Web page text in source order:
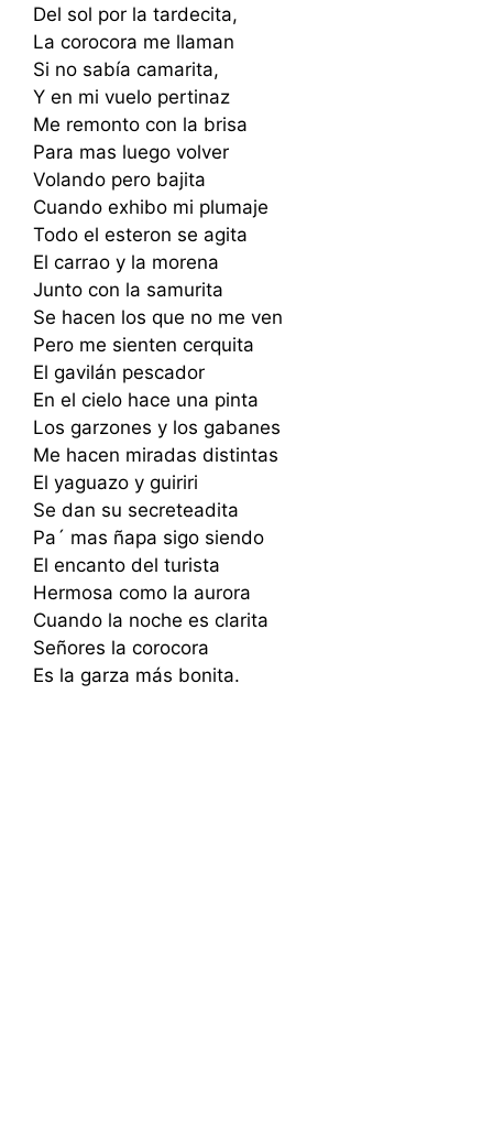
Del sol por la tardecita,
La corocora me llaman
Si no sabía camarita,
Y en mi vuelo pertinaz
Me remonto con la brisa
Para mas luego volver
Volando pero bajita
Cuando exhibo mi plumaje
Todo el esteron se agita
El carrao y la morena
Junto con la samurita
Se hacen los que no me ven
Pero me sienten cerquita
El gavilán pescador
En el cielo hace una pinta
Los garzones y los gabanes
Me hacen miradas distintas
El yaguazo y guiriri
Se dan su secreteadita
Pa´ mas ñapa sigo siendo
El encanto del turista
Hermosa como la aurora
Cuando la noche es clarita
Señores la corocora
Es la garza más bonita.